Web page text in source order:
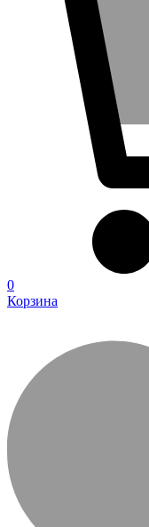
0
Корзина